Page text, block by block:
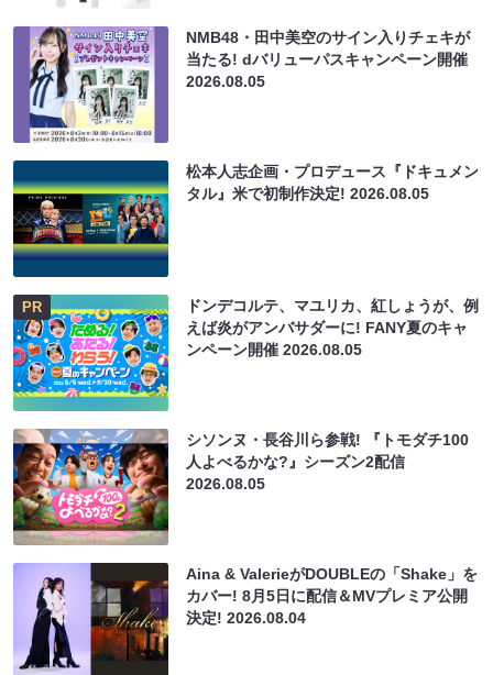
NMB48・田中美空のサイン入りチェキが
当たる! dバリューパスキャンペーン開催
2026.08.05
松本人志企画・プロデュース『ドキュメン
タル』米で初制作決定!2026.08.05
PR
ドンデコルテ、マユリカ、紅しょうが、例
えば炎がアンバサダーに! FANY夏のキャ
ンペーン開催2026.08.05
シソンヌ・長谷川ら参戦! 『トモダチ100
人よべるかな?』シーズン2配信
2026.08.05
Aina & ValerieがDOUBLEの「Shake」を
カバー! 8月5日に配信＆MVプレミア公開
決定!2026.08.04